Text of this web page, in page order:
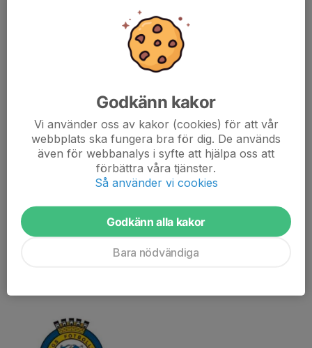
Olof Lundhs blogg på fotbollskanalen.se
Olof Lundhs bloggar under temat "idrott och politik" på
fotbollskanalen.se. Här länkar vi artiklar relaterade till läget i
"Det är ju fullkomligt förskräckligt", 9 februari, 2024
Israel och Palestina är en del av idrottens värld – och visar
23 januari, 2024
Godkänn kakor
Vi använder oss av kakor (cookies) för att vår
webbplats ska fungera bra för dig. De används
även för webbanalys i syfte att hjälpa oss att
förbättra våra tjänster.
Så använder vi cookies
Godkänn alla kakor
Bara nödvändiga